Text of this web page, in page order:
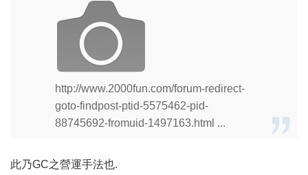
http://www.2000fun.com/forum-redirect-
goto-findpost-ptid-5575462-pid-
88745692-fromuid-1497163.html ...
此乃GC之營運手法也.